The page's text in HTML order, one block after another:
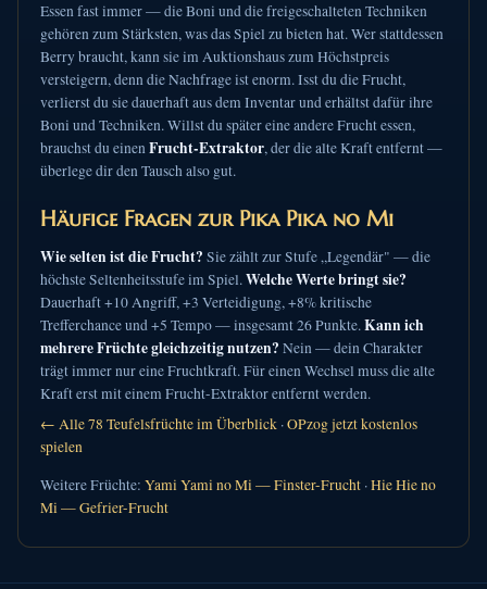
Essen fast immer — die Boni und die freigeschalteten Techniken
gehören zum Stärksten, was das Spiel zu bieten hat. Wer stattdessen
Berry braucht, kann sie im Auktionshaus zum Höchstpreis
versteigern, denn die Nachfrage ist enorm. Isst du die Frucht,
verlierst du sie dauerhaft aus dem Inventar und erhältst dafür ihre
Boni und Techniken. Willst du später eine andere Frucht essen,
brauchst du einenFrucht-Extraktor, der die alte Kraft entfernt —
überlege dir den Tausch also gut.
Häufige Fragen zur Pika Pika no Mi
Wie selten ist die Frucht? Sie zählt zur Stufe „Legendär" — die
höchste Seltenheitsstufe im Spiel.Welche Werte bringt sie?
Dauerhaft +10 Angriff, +3 Verteidigung, +8% kritische
Trefferchance und +5 Tempo — insgesamt 26 Punkte.Kann ich
mehrere Früchte gleichzeitig nutzen? Nein — dein Charakter
trägt immer nur eine Fruchtkraft. Für einen Wechsel muss die alte
Kraft erst mit einem Frucht-Extraktor entfernt werden.
← Alle 78 Teufelsfrüchte im Überblick ·OPzog jetzt kostenlos
spielen
Weitere Früchte: Yami Yami no Mi — Finster-Frucht ·Hie Hie no
Mi — Gefrier-Frucht